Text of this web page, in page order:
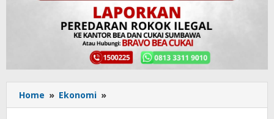
Home » Ekonomi »
KSB